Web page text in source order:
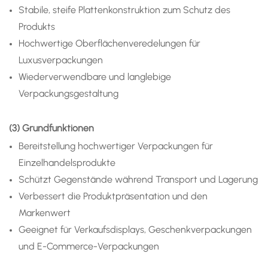
Stabile, steife Plattenkonstruktion zum Schutz des
Produkts
Hochwertige Oberflächenveredelungen für
Luxusverpackungen
Wiederverwendbare und langlebige
Verpackungsgestaltung
(3) Grundfunktionen
Bereitstellung hochwertiger Verpackungen für
Einzelhandelsprodukte
Schützt Gegenstände während Transport und Lagerung
Verbessert die Produktpräsentation und den
Markenwert
Geeignet für Verkaufsdisplays, Geschenkverpackungen
und E-Commerce-Verpackungen